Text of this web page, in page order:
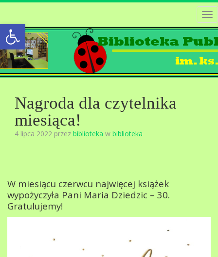
Open toolbar
Nagroda dla czytelnika
miesiąca!
4 lipca 2022 przez biblioteka w biblioteka
W miesiącu czerwcu najwięcej książek
wypożyczyła Pani Maria Dziedzic – 30.
Gratulujemy!